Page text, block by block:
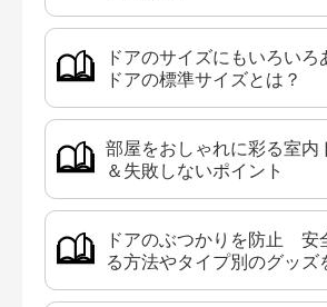
ドアのサイズにもいろいろ
ドアの標準サイズとは？
部屋をおしゃれに彩る室内
＆失敗しないポイント
ドアのぶつかりを防止 安
る方法やタイプ別のグッズ